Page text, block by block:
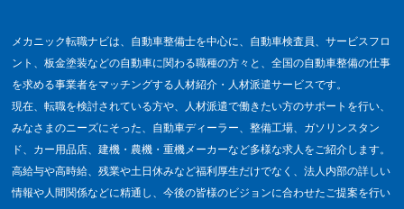
メカニック転職ナビは、自動車整備士を中心に、自動車検査員、サービスフロ
ント、板金塗装などの自動車に関わる職種の方々と、全国の自動車整備の仕事
を求める事業者をマッチングする人材紹介・人材派遣サービスです。
現在、転職を検討されている方や、人材派遣で働きたい方のサポートを行い、
みなさまのニーズにそった、自動車ディーラー、整備工場、ガソリンスタン
ド、カー用品店、建機・農機・重機メーカーなど多様な求人をご紹介します。
高給与や高時給、残業や土日休みなど福利厚生だけでなく、法人内部の詳しい
情報や人間関係などに精通し、今後の皆様のビジョンに合わせたご提案を行い